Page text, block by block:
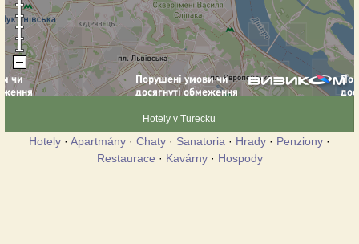
Hotely v Turecku
Hotely · Apartmány · Chaty · Sanatoria · Hrady · Penziony ·
Restaurace · Kavárny· Hospody